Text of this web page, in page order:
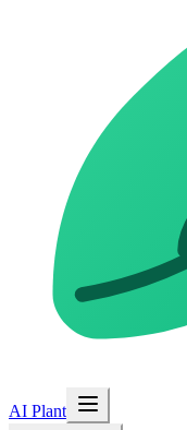
AI Plant